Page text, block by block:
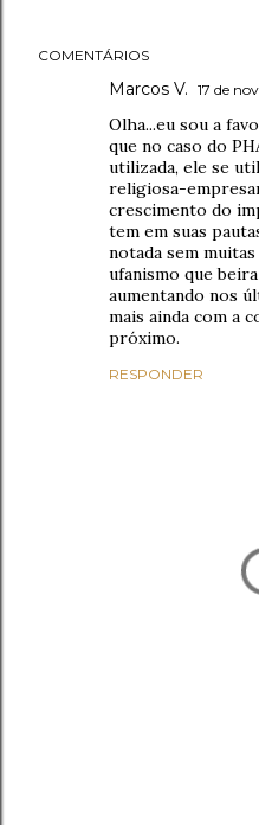
COMENTÁRIOS
Marcos V. 17 de
Olha...eu sou a
que no caso do
utilizada, ele se
religiosa-
crescimento do
tem em suas
notada sem
ufanismo que
aumentando nos
mais ainda com a
próximo.
RESPONDER